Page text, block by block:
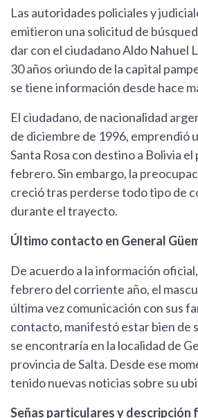
Las autoridades policiales y
emitieron una solicitud de
dar con el ciudadano Aldo Nahuel
30 años oriundo de la capital
se tiene información desde hace
El ciudadano, de nacionalidad
de diciembre de 1996, emprendió
Santa Rosa con destino a Bolivia el
febrero. Sin embargo, la
creció tras perderse todo tipo de
durante el trayecto.
Último contacto en General
De acuerdo a la información
febrero del corriente año, el
última vez comunicación con sus
contacto, manifestó estar bien de
se encontraría en la localidad de
provincia de Salta. Desde ese
tenido nuevas noticias sobre su
Señas particulares y descripción